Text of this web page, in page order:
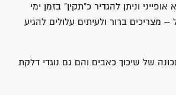
וניתן להגדיר כ"תקין" בזמן ימי
ברור ולעיתים עלולים להגיע
של שיכוך כאבים והם גם נוגדי דלקת